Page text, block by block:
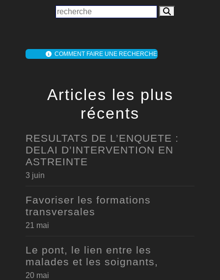
COMMENT FAIRE UNE RECHERCHE
Articles les plus
récents
RESULTATS DE L’ENQUETE :
DELAI D’INTERVENTION EN
ASTREINTE
3 juin
Favoriser les formations
transversales
21 mai
Le pont, le lien entre les
malades et les soignants,
20 mai